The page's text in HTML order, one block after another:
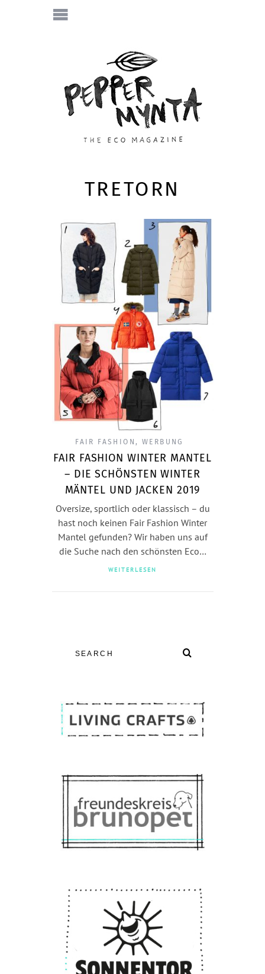
TRETORN
FAIR FASHION, WERBUNG
FAIR FASHION WINTER MANTEL
– DIE SCHÖNSTEN WINTER
MÄNTEL UND JACKEN 2019
Oversize, sportlich oder klassisch – du
hast noch keinen Fair Fashion Winter
Mantel gefunden? Wir haben uns auf
die Suche nach den schönsten Eco…
WEITERLESEN